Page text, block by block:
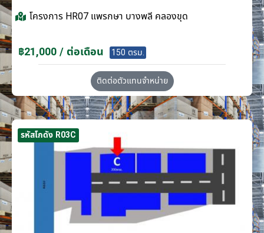
โครงการ HR07 แพรกษา บางพลี คลองขุด
฿21,000 / ต่อเดือน 150 ตรม.
ติดต่อตัวแทนจำหน่าย
รหัสโกดัง R03C